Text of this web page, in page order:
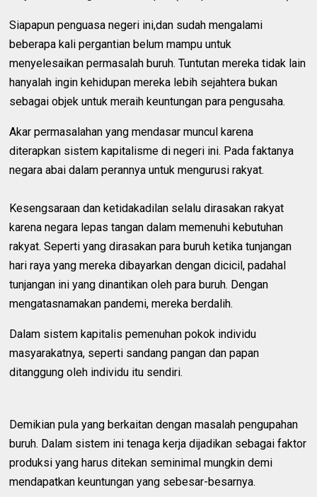
Siapapun penguasa negeri ini,dan sudah mengalami
beberapa kali pergantian belum mampu untuk
menyelesaikan permasalah buruh. Tuntutan mereka tidak lain
hanyalah ingin kehidupan mereka lebih sejahtera bukan
sebagai objek untuk meraih keuntungan para pengusaha.
Akar permasalahan yang mendasar muncul karena
diterapkan sistem kapitalisme di negeri ini. Pada faktanya
negara abai dalam perannya untuk mengurusi rakyat.
Kesengsaraan dan ketidakadilan selalu dirasakan rakyat
karena negara lepas tangan dalam memenuhi kebutuhan
rakyat. Seperti yang dirasakan para buruh ketika tunjangan
hari raya yang mereka dibayarkan dengan dicicil, padahal
tunjangan ini yang dinantikan oleh para buruh. Dengan
mengatasnamakan pandemi, mereka berdalih.
Dalam sistem kapitalis pemenuhan pokok individu
masyarakatnya, seperti sandang pangan dan papan
ditanggung oleh individu itu sendiri.
Demikian pula yang berkaitan dengan masalah pengupahan
buruh. Dalam sistem ini tenaga kerja dijadikan sebagai faktor
produksi yang harus ditekan seminimal mungkin demi
mendapatkan keuntungan yang sebesar-besarnya.